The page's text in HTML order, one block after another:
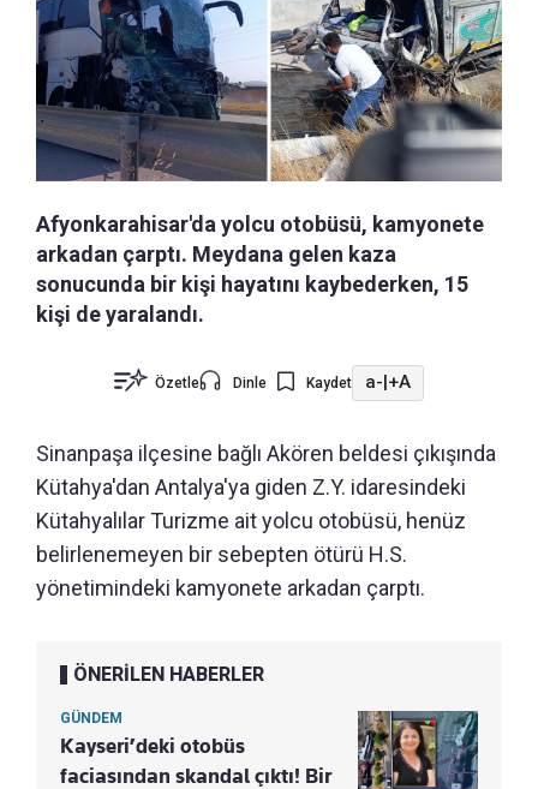
Afyonkarahisar'da yolcu otobüsü, kamyonete
arkadan çarptı. Meydana gelen kaza
sonucunda bir kişi hayatını kaybederken, 15
kişi de yaralandı.
Özetle Dinle Kaydet a- +A
Sinanpaşa ilçesine bağlı Akören beldesi çıkışında
Kütahya'dan Antalya'ya giden Z.Y. idaresindeki
Kütahyalılar Turizme ait yolcu otobüsü, henüz
belirlenemeyen bir sebepten ötürü H.S.
yönetimindeki kamyonete arkadan çarptı.
ÖNERİLEN HABERLER
GÜNDEM
Kayseri’deki otobüs
faciasından skandal çıktı! Bir